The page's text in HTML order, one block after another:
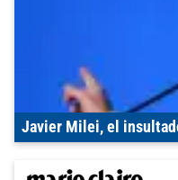
Javier Milei, el